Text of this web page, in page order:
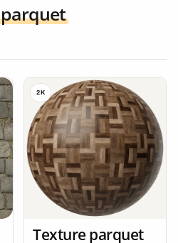
parquet
2K
Texture parquet